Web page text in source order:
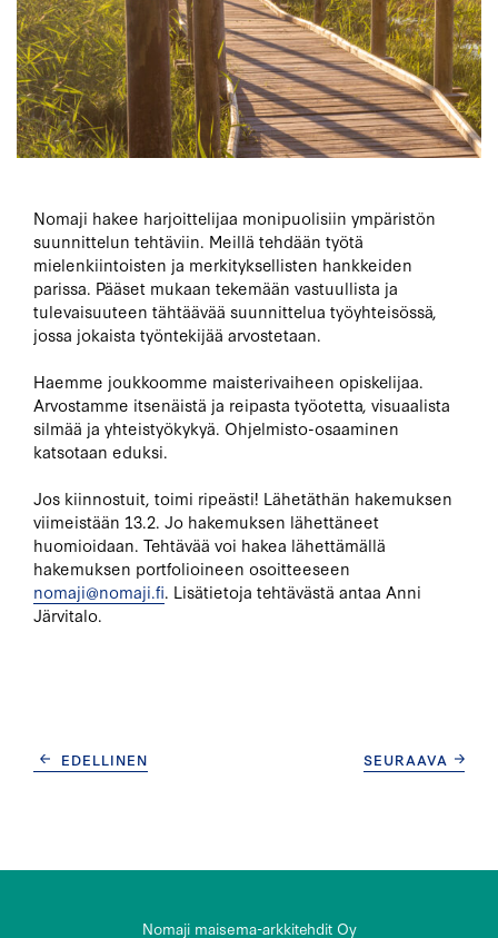
Nomaji hakee harjoittelijaa monipuolisiin ympäristön
suunnittelun tehtäviin. Meillä tehdään työtä
mielenkiintoisten ja merkityksellisten hankkeiden
parissa. Pääset mukaan tekemään vastuullista ja
tulevaisuuteen tähtäävää suunnittelua työyhteisössä,
jossa jokaista työntekijää arvostetaan.
Haemme joukkoomme maisterivaiheen opiskelijaa.
Arvostamme itsenäistä ja reipasta työotetta, visuaalista
silmää ja yhteistyökykyä. Ohjelmisto-osaaminen
katsotaan eduksi.
Jos kiinnostuit, toimi ripeästi! Lähetäthän hakemuksen
viimeistään 13.2. Jo hakemuksen lähettäneet
huomioidaan. Tehtävää voi hakea lähettämällä
hakemuksen portfolioineen osoitteeseen
nomaji@nomaji.fi. Lisätietoja tehtävästä antaa Anni
Järvitalo.
ARTIKKELIEN
EDELLINEN SEURAAVA
Nomaji maisema-arkkitehdit Oy